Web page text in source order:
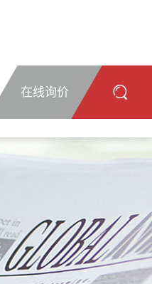
在线询价